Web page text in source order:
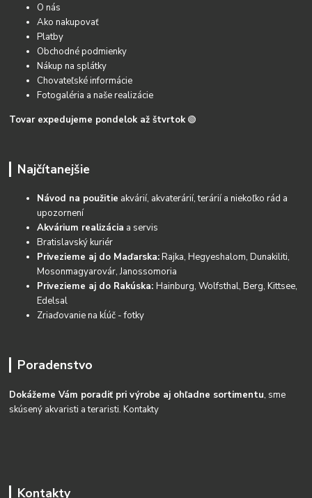
O nás
Ako nakupovať
Platby
Obchodné podmienky
Nákup na splátky
Chovateľské informácie
Fotogaléria a naše realizácie
Tovar expedujeme pondelok až štvrtok 🟢
Najčítanejšie
Návod na použitie akvárií, akvaterárií, terárií a niekoľko rád a
upozornení
Akvárium realizácia a servis
Bratislavský kuriér
Privezieme aj do Maďarska:Rajka, Hegyeshalom, Dunakiliti,
Mosonmagyarovár, Janossomoria
Privezieme aj do Rakúska:Hainburg, Wolfsthal, Berg, Kittsee,
Edelsal
Zriaďovanie na kĺúč - fotky
Poradenstvo
Dokážeme Vám poradiť pri výrobe aj ohľadne sortimentu, sme
skúsený akvaristi a teraristi.Kontakty
Kontakty